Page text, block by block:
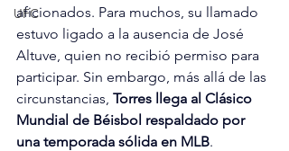
UFC
aficionados. Para muchos, su llamado
estuvo ligado a la ausencia de José
Altuve, quien no recibió permiso para
participar. Sin embargo, más allá de las
circunstancias, Torres llega al Clásico
Mundial de Béisbol respaldado por
una temporada sólida en MLB.